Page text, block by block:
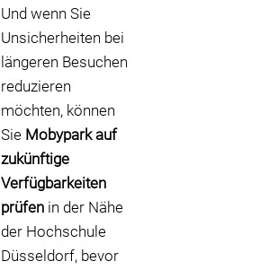
Und wenn Sie
Unsicherheiten bei
längeren Besuchen
reduzieren
möchten, können
Sie Mobypark auf
zukünftige
Verfügbarkeiten
prüfen in der Nähe
der Hochschule
Düsseldorf, bevor